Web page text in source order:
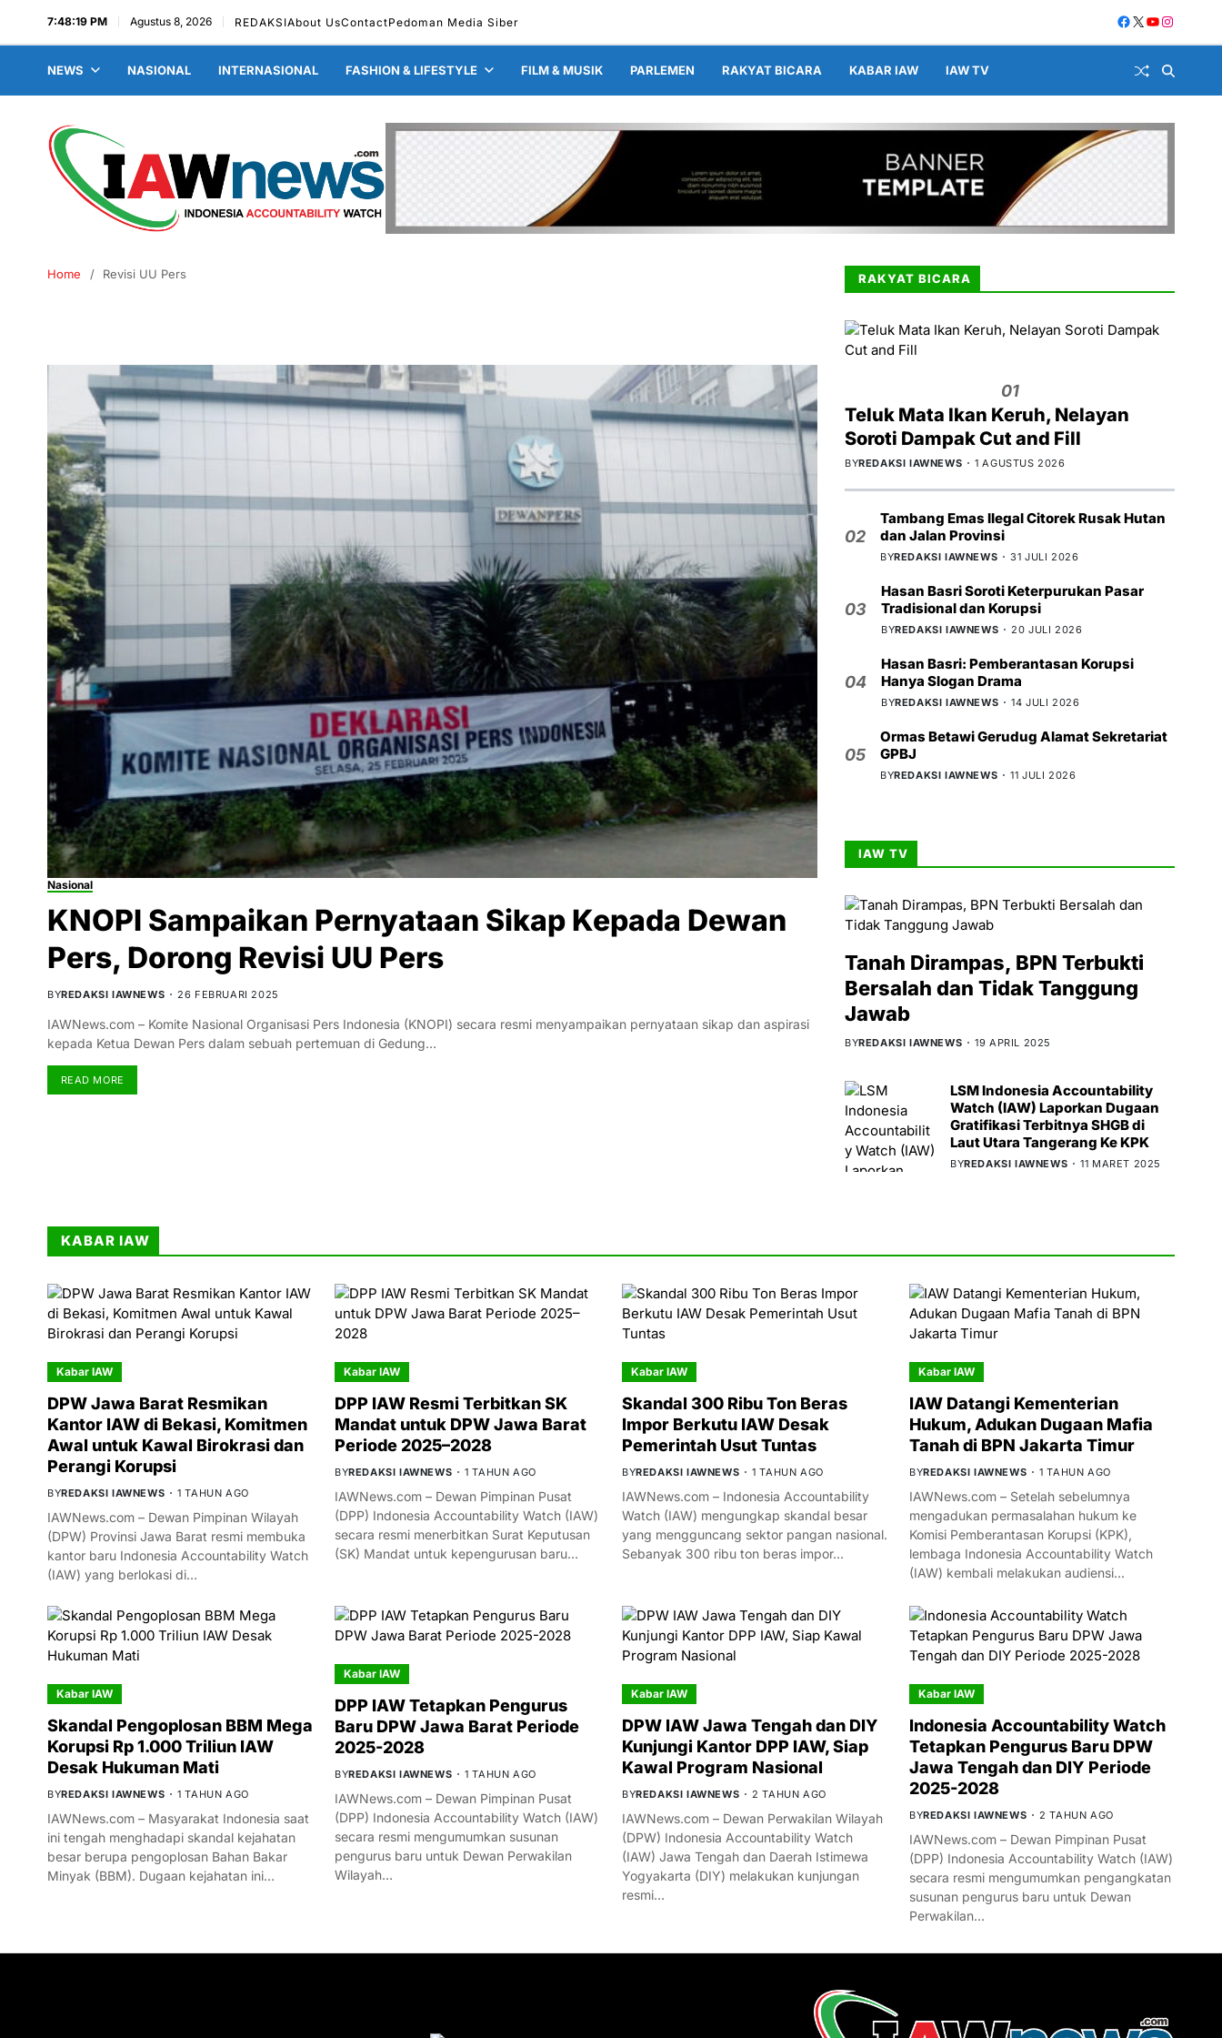
7:48:20 PM Agustus 8, 2026 REDAKSIAbout UsContactPedoman Media Siber
NEWS NASIONAL INTERNASIONAL FASHION & LIFESTYLE FILM & MUSIK PARLEMEN RAKYAT BICARA KABAR IAW IAW TV
Home Revisi UU Pers
Nasional
KNOPI Sampaikan Pernyataan Sikap Kepada Dewan
Pers, Dorong Revisi UU Pers
BYREDAKSI IAWNEWS 26 FEBRUARI 2025
IAWNews.com – Komite Nasional Organisasi Pers Indonesia (KNOPI) secara resmi menyampaikan pernyataan sikap dan aspirasi
kepada Ketua Dewan Pers dalam sebuah pertemuan di Gedung…
READ MORE
RAKYAT BICARA
01
Teluk Mata Ikan Keruh, Nelayan
Soroti Dampak Cut and Fill
BYREDAKSI IAWNEWS 1 AGUSTUS 2026
02
Tambang Emas Ilegal Citorek Rusak Hutan
dan Jalan Provinsi
BYREDAKSI IAWNEWS 31 JULI 2026
03
Hasan Basri Soroti Keterpurukan Pasar
Tradisional dan Korupsi
BYREDAKSI IAWNEWS 20 JULI 2026
04
Hasan Basri: Pemberantasan Korupsi
Hanya Slogan Drama
BYREDAKSI IAWNEWS 14 JULI 2026
05
Ormas Betawi Gerudug Alamat Sekretariat
GPBJ
BYREDAKSI IAWNEWS 11 JULI 2026
IAW TV
Tanah Dirampas, BPN Terbukti
Bersalah dan Tidak Tanggung
Jawab
BYREDAKSI IAWNEWS 19 APRIL 2025
LSM Indonesia Accountability
Watch (IAW) Laporkan Dugaan
Gratifikasi Terbitnya SHGB di
Laut Utara Tangerang Ke KPK
BYREDAKSI IAWNEWS 11 MARET 2025
KABAR IAW
Kabar IAW
DPW Jawa Barat Resmikan
Kantor IAW di Bekasi, Komitmen
Awal untuk Kawal Birokrasi dan
Perangi Korupsi
BYREDAKSI IAWNEWS 1 TAHUN AGO
IAWNews.com – Dewan Pimpinan Wilayah
(DPW) Provinsi Jawa Barat resmi membuka
kantor baru Indonesia Accountability Watch
(IAW) yang berlokasi di…
Kabar IAW
DPP IAW Resmi Terbitkan SK
Mandat untuk DPW Jawa Barat
Periode 2025–2028
BYREDAKSI IAWNEWS 1 TAHUN AGO
IAWNews.com – Dewan Pimpinan Pusat
(DPP) Indonesia Accountability Watch (IAW)
secara resmi menerbitkan Surat Keputusan
(SK) Mandat untuk kepengurusan baru…
Kabar IAW
Skandal 300 Ribu Ton Beras
Impor Berkutu IAW Desak
Pemerintah Usut Tuntas
BYREDAKSI IAWNEWS 1 TAHUN AGO
IAWNews.com – Indonesia Accountability
Watch (IAW) mengungkap skandal besar
yang mengguncang sektor pangan nasional.
Sebanyak 300 ribu ton beras impor…
Kabar IAW
IAW Datangi Kementerian
Hukum, Adukan Dugaan Mafia
Tanah di BPN Jakarta Timur
BYREDAKSI IAWNEWS 1 TAHUN AGO
IAWNews.com – Setelah sebelumnya
mengadukan permasalahan hukum ke
Komisi Pemberantasan Korupsi (KPK),
lembaga Indonesia Accountability Watch
(IAW) kembali melakukan audiensi…
Kabar IAW
Skandal Pengoplosan BBM Mega
Korupsi Rp 1.000 Triliun IAW
Desak Hukuman Mati
BYREDAKSI IAWNEWS 1 TAHUN AGO
IAWNews.com – Masyarakat Indonesia saat
ini tengah menghadapi skandal kejahatan
besar berupa pengoplosan Bahan Bakar
Minyak (BBM). Dugaan kejahatan ini…
Kabar IAW
DPP IAW Tetapkan Pengurus
Baru DPW Jawa Barat Periode
2025-2028
BYREDAKSI IAWNEWS 1 TAHUN AGO
IAWNews.com – Dewan Pimpinan Pusat
(DPP) Indonesia Accountability Watch (IAW)
secara resmi mengumumkan susunan
pengurus baru untuk Dewan Perwakilan
Wilayah…
Kabar IAW
DPW IAW Jawa Tengah dan DIY
Kunjungi Kantor DPP IAW, Siap
Kawal Program Nasional
BYREDAKSI IAWNEWS 2 TAHUN AGO
IAWNews.com – Dewan Perwakilan Wilayah
(DPW) Indonesia Accountability Watch
(IAW) Jawa Tengah dan Daerah Istimewa
Yogyakarta (DIY) melakukan kunjungan
resmi…
Kabar IAW
Indonesia Accountability Watch
Tetapkan Pengurus Baru DPW
Jawa Tengah dan DIY Periode
2025-2028
BYREDAKSI IAWNEWS 2 TAHUN AGO
IAWNews.com – Dewan Pimpinan Pusat
(DPP) Indonesia Accountability Watch (IAW)
secara resmi mengumumkan pengangkatan
susunan pengurus baru untuk Dewan
Perwakilan…